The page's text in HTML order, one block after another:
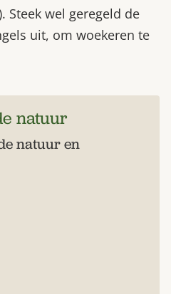
Steek wel geregeld de
uit, om woekeren te
natuur
natuur en